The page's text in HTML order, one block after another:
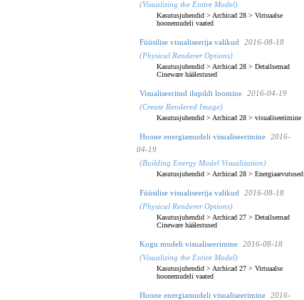
(Visualizing the Entire Model)
Kasutusjuhendid > Archicad 28 > Virtuaalse
hoonemudeli vaated
Füüsilise visualiseerija valikud
2016-08-18
(Physical Renderer Options)
Kasutusjuhendid > Archicad 28 > Detailsemad
Cineware häälestused
Visualiseeritud ilupildi loomine
2016-04-19
(Create Rendered Image)
Kasutusjuhendid > Archicad 28 > visualiseerimine
Hoone energiamudeli visualiseerimine
2016-
04-19
(Building Energy Model Visualization)
Kasutusjuhendid > Archicad 28 > Energiaarvutused
Füüsilise visualiseerija valikud
2016-08-18
(Physical Renderer Options)
Kasutusjuhendid > Archicad 27 > Detailsemad
Cineware häälestused
Kogu mudeli visualiseerimine
2016-08-18
(Visualizing the Entire Model)
Kasutusjuhendid > Archicad 27 > Virtuaalse
hoonemudeli vaated
Hoone energiamudeli visualiseerimine 2016-